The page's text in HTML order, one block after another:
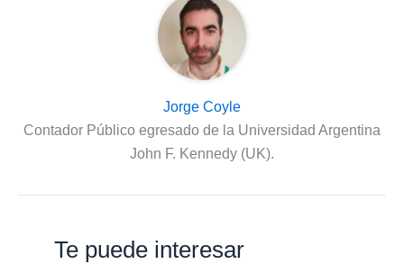
Jorge Coyle
Contador Público egresado de la Universidad Argentina
John F. Kennedy (UK).
Te puede interesar